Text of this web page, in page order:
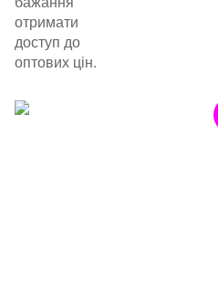
отримати
доступ до
оптових цін.